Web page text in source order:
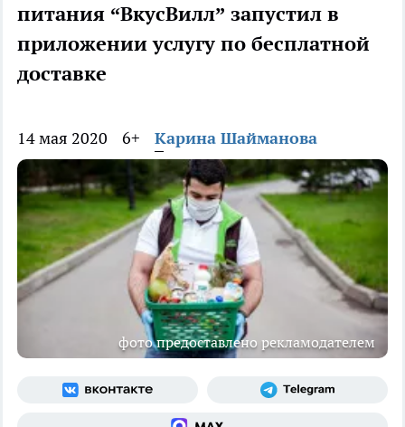
питания “ВкусВилл” запустил в
приложении услугу по бесплатной
доставке
14 мая 2020 6+ Карина Шайманова
фото предоставлено рекламодателем